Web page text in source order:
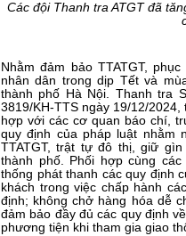
Các đội Thanh tra ATGT đã
Nhằm đảm bảo TTATGT,
nhân dân trong dịp Tết và
thành phố Hà Nội. Thanh tra
3819/KH-TTS ngày 19/12/
hợp với các cơ quan báo chí,
quy định của pháp luật nhằm
TTATGT, trật tự đô thị, giữ
thành phố. Phối hợp cùng
thống phát thanh các quy định
khách trong việc chấp hành
định; không chở hàng hóa dễ
đảm bảo đầy đủ các quy định
phương tiện khi tham gia giao